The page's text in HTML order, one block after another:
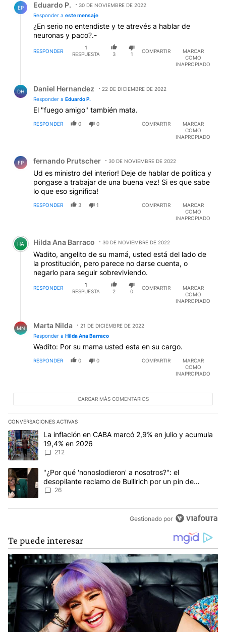
EP Eduardo P.
30 DE NOVIEMBRE DE 2022
Responder a este mensaje
¿En serio no entendiste y te atrevés a hablar de
neuronas y paco?.-
RESPONDER
1
RESPUESTA
3 1
COMPARTIR
MARCAR
COMO
INAPROPIADO
DH Daniel Hernandez
22 DE DICIEMBRE DE 2022
Responder a Eduardo P.
El "fuego amigo" también mata.
RESPONDER 0 0 COMPARTIR
MARCAR
COMO
INAPROPIADO
FP fernando Prutscher 30 DE NOVIEMBRE DE 2022
Ud es ministro del interior! Deje de hablar de politica y
pongase a trabajar de una buena vez! Si es que sabe
lo que eso significa!
RESPONDER 3 1 COMPARTIR
MARCAR
COMO
INAPROPIADO
Comentario de Hilda Ana Barraco.
HA Hilda Ana Barraco 30 DE NOVIEMBRE DE 2022
Wadito, angelito de su mamá, usted está del lado de
la prostitución, pero parece no darse cuenta, o
negarlo para seguir sobreviviendo.
RESPONDER
1
RESPUESTA
2 0
COMPARTIR
MARCAR
COMO
INAPROPIADO
MN Marta Nilda
21 DE DICIEMBRE DE 2022
Responder a Hilda Ana Barraco
Wadito: Por su mama usted esta en su cargo.
RESPONDER 0 0 COMPARTIR
MARCAR
COMO
INAPROPIADO
CARGAR MÁS COMENTARIOS
CONVERSACIONES ACTIVAS
Este listado muestra los artículos con más comentarios en los
Un artículo de tendencia con el título "La inflación en CABA
La inflación en CABA marcó 2,9% en julio y acumula
19,4% en 2026
212
Un artículo de tendencia con el título ""¿Por qué 'nonoslodieron'
"¿Por qué 'nonoslodieron' a nosotros?": el
desopilante reclamo de Bulllrich por un pin de
Malvinas
26
Gestionado por